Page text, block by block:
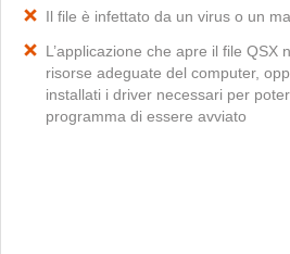
Il file è infettato da un virus o un
L’applicazione che apre il file QSX
risorse adeguate del computer,
installati i driver necessari per
programma di essere avviato